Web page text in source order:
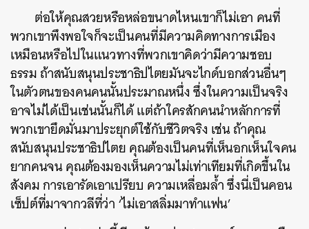
ต่อให้คุณสวยหรือหล่อขนาดไหนเขาก็ไม่เอา คนที่
พวกเขาพึงพอใจก็จะเป็นคนที่มีความคิดทางการเมือง
เหมือนหรือไปในแนวทางที่พวกเขาคิดว่ามีความชอบ
ธรรม ถ้าสนับสนุนประชาธิปไตยมันจะไกด์บอกส่วนอื่นๆ
ในตัวตนของคนคนนั้นประมาณหนึ่ง ซึ่งในความเป็นจริง
อาจไม่ได้เป็นเช่นนั้นก็ได้ แต่ถ้าใครสักคนนำหลักการที่
พวกเขายึดมั่นมาประยุกต์ใช้กับชีวิตจริง เช่น ถ้าคุณ
สนับสนุนประชาธิปไตย คุณต้องเป็นคนที่เห็นอกเห็นใจคน
ยากคนจน คุณต้องมองเห็นความไม่เท่าเทียมที่เกิดขึ้นใน
สังคม การเอารัดเอาเปรียบ ความเหลื่อมล้ำ ซึ่งนี่เป็นคอน
เซ็ปต์ที่มาจากวลีที่ว่า ‘ไม่เอาสลิ่มมาทำแฟน’